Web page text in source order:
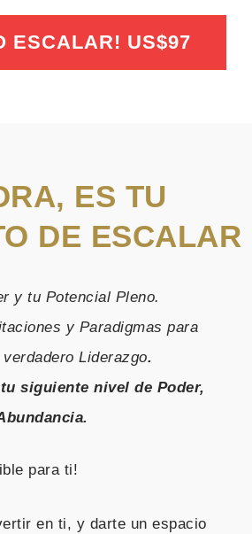
ESCALAR! US$97
ES TU
DE ESCALAR
y tu Potencial Pleno.
y Paradigmas para
Liderazgo.
siguiente nivel de Poder,
para ti!
en ti, y darte un espacio